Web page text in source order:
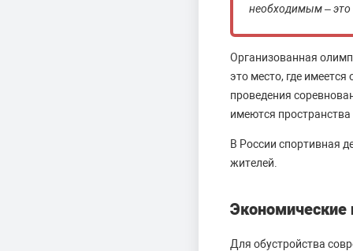
необходимым – это
Организованная
это место, где
проведения
имеются
В России спортивная
жителей.
Для обустройства